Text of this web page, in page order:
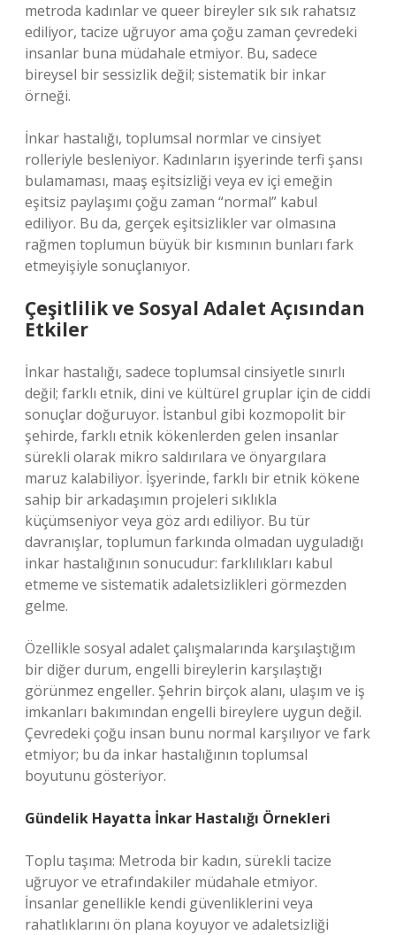
metroda kadınlar ve queer bireyler sık sık rahatsız
ediliyor, tacize uğruyor ama çoğu zaman çevredeki
insanlar buna müdahale etmiyor. Bu, sadece
bireysel bir sessizlik değil; sistematik bir inkar
örneği.
İnkar hastalığı, toplumsal normlar ve cinsiyet
rolleriyle besleniyor. Kadınların işyerinde terfi şansı
bulamaması, maaş eşitsizliği veya ev içi emeğin
eşitsiz paylaşımı çoğu zaman “normal” kabul
ediliyor. Bu da, gerçek eşitsizlikler var olmasına
rağmen toplumun büyük bir kısmının bunları fark
etmeyişiyle sonuçlanıyor.
Çeşitlilik ve Sosyal Adalet Açısından
Etkiler
İnkar hastalığı, sadece toplumsal cinsiyetle sınırlı
değil; farklı etnik, dini ve kültürel gruplar için de ciddi
sonuçlar doğuruyor. İstanbul gibi kozmopolit bir
şehirde, farklı etnik kökenlerden gelen insanlar
sürekli olarak mikro saldırılara ve önyargılara
maruz kalabiliyor. İşyerinde, farklı bir etnik kökene
sahip bir arkadaşımın projeleri sıklıkla
küçümseniyor veya göz ardı ediliyor. Bu tür
davranışlar, toplumun farkında olmadan uyguladığı
inkar hastalığının sonucudur: farklılıkları kabul
etmeme ve sistematik adaletsizlikleri görmezden
gelme.
Özellikle sosyal adalet çalışmalarında karşılaştığım
bir diğer durum, engelli bireylerin karşılaştığı
görünmez engeller. Şehrin birçok alanı, ulaşım ve iş
imkanları bakımından engelli bireylere uygun değil.
Çevredeki çoğu insan bunu normal karşılıyor ve fark
etmiyor; bu da inkar hastalığının toplumsal
boyutunu gösteriyor.
Gündelik Hayatta İnkar Hastalığı Örnekleri
Toplu taşıma: Metroda bir kadın, sürekli tacize
uğruyor ve etrafındakiler müdahale etmiyor.
İnsanlar genellikle kendi güvenliklerini veya
rahatlıklarını ön plana koyuyor ve adaletsizliği